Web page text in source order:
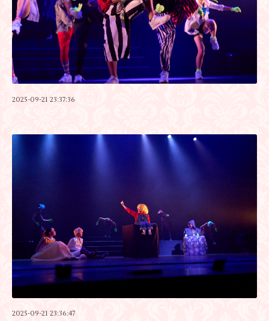
2025-09-21 23:37:36
2025-09-21 23:36:47